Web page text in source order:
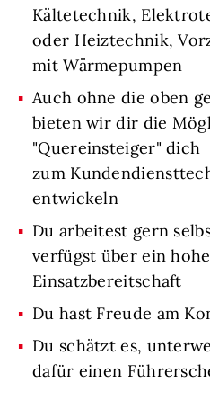
Kältetechnik,
oder Heiztechnik,
mit Wärmepumpen
Auch ohne die oben
bieten wir dir die
"Quereinsteiger" dich
zum
entwickeln
Du arbeitest gern
verfügst über ein
Einsatzbereitschaft
Du hast Freude am
Du schätzt es,
dafür einen